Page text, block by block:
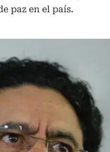
paz en el país.